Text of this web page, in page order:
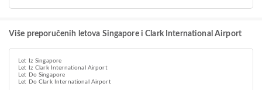
Više preporučenih letova Singapore i Clark International Airport
Let Iz Singapore
Let Iz Clark International Airport
Let Do Singapore
Let Do Clark International Airport